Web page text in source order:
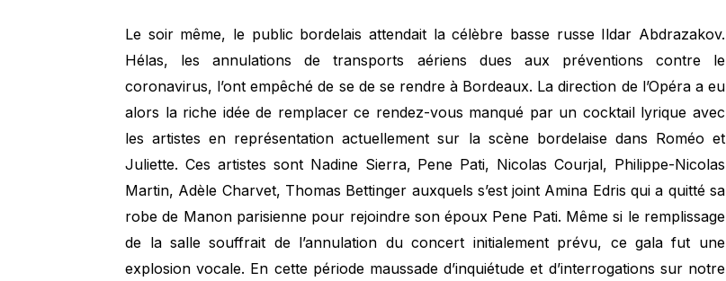
Le soir même, le public bordelais attendait la célèbre basse russe Ildar Abdrazakov.
Hélas, les annulations de transports aériens dues aux préventions contre le
coronavirus, l’ont empêché de se de se rendre à Bordeaux. La direction de l’Opéra a eu
alors la riche idée de remplacer ce rendez-vous manqué par un cocktail lyrique avec
les artistes en représentation actuellement sur la scène bordelaise dans Roméo et
Juliette. Ces artistes sont Nadine Sierra, Pene Pati, Nicolas Courjal, Philippe-Nicolas
Martin, Adèle Charvet, Thomas Bettinger auxquels s’est joint Amina Edris qui a quitté sa
robe de Manon parisienne pour rejoindre son époux Pene Pati. Même si le remplissage
de la salle souffrait de l’annulation du concert initialement prévu, ce gala fut une
explosion vocale. En cette période maussade d’inquiétude et d’interrogations sur notre